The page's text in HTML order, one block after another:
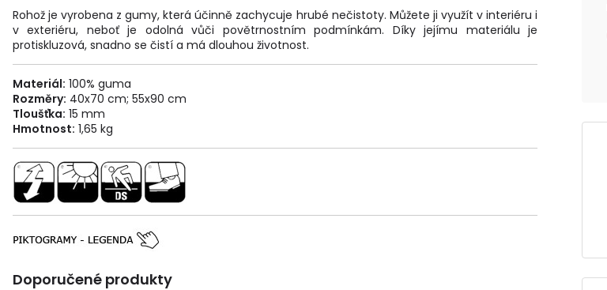
Rohož je vyrobena z gumy, která účinně zachycuje hrubé nečistoty. Můžete ji využít v interiéru i
v exteriéru, neboť je odolná vůči povětrnostním podmínkám. Díky jejímu materiálu je
protiskluzová, snadno se čistí a má dlouhou životnost.
Materiál: 100% guma
Rozměry: 40x70 cm; 55x90 cm
Tloušťka: 15 mm
Hmotnost: 1,65 kg
Doporučené produkty